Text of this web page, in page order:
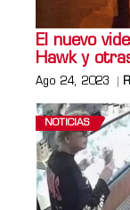
El nuevo
Hawk y
Ago 24, 2023
NOTICIAS